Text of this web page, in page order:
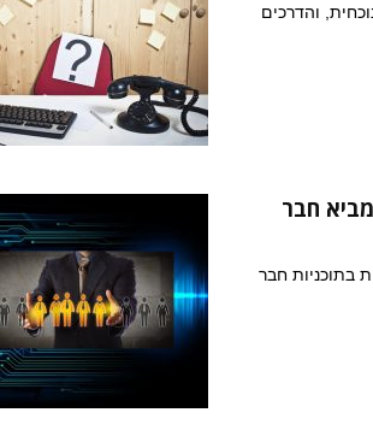
והדרכים
בתוכניות חבר